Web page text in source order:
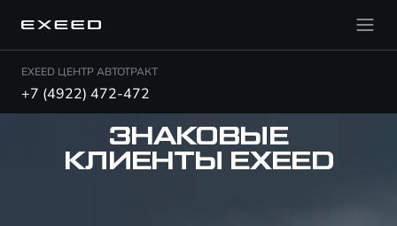
EXEED ЦЕНТР АВТОТРАКТ
+7 (4922) 472-472
ЗНАКОВЫЕ
КЛИЕНТЫ EXEED